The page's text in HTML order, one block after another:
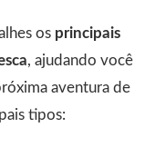
os principais
, ajudando você
aventura de
tipos: